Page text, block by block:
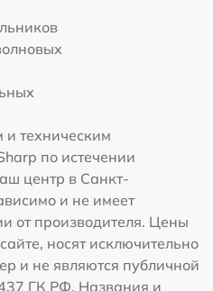
техническим
по истечении
центр в Санкт-
и не имеет
от производителя. Цены
носят исключительно
и не являются публичной
ГК РФ. Названия и